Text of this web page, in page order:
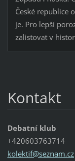
České republice
je. Pro lepší
zalistovat v
Kontakt
Debatní klub
+420603763714
kolektif@seznam.cz